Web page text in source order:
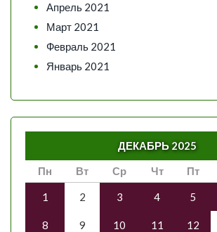
Апрель 2021
Март 2021
Февраль 2021
Январь 2021
ДЕКАБРЬ 2025
Пн
Вт Ср Чт Пт
1 2 3 4 5
8 9 10 11 12